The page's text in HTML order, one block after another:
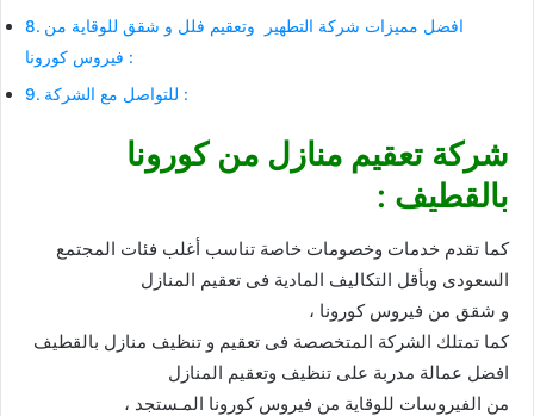
افضل مميزات شركة التطهير وتعقيم فلل و شقق للوقاية من
فيروس كورونا :
للتواصل مع الشركة :
شركة تعقيم منازل من كورونا
بالقطيف :
كما تقدم خدمات وخصومات خاصة تناسب أغلب فئات المجتمع
السعودى وبأقل التكاليف المادية فى تعقيم المنازل
و شقق من فيروس كورونا ،
كما تمتلك الشركة المتخصصة فى تعقيم و تنظيف منازل بالقطيف
افضل عمالة مدربة على تنظيف وتعقيم المنازل
من الفيروسات للوقاية من فيروس كورونا المـستجد ،